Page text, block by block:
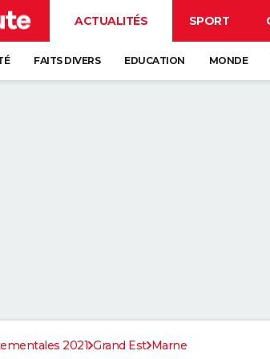
ACTUALITÉS SPORT
FAITS DIVERS EDUCATION MONDE
2021 Grand Est Marne